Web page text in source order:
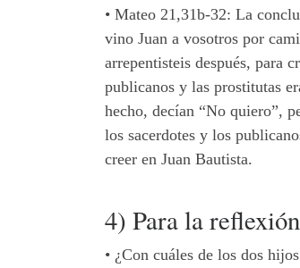
• Mateo 21,31b-32: La
vino Juan a vosotros por
arrepentisteis después, para
publicanos y las prostitutas
hecho, decían “No quiero”,
los sacerdotes y los
creer en Juan Bautista.
4) Para la
• ¿Con cuáles de los dos